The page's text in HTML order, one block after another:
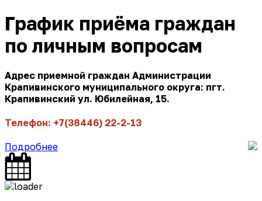
График приёма граждан
по личным вопросам
Адрес приемной граждан Администрации
Крапивинского муниципального округа: пгт.
Крапивинский ул. Юбилейная, 15.
Телефон: +7(38446) 22-2-13
Подробнее